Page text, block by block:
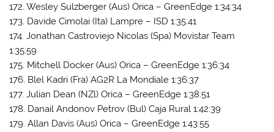
172. Wesley Sulzberger (Aus) Orica – GreenEdge 1:34:34
173. Davide Cimolai (Ita) Lampre – ISD 1:35:41
174. Jonathan Castroviejo Nicolas (Spa) Movistar Team
1:35:59
175. Mitchell Docker (Aus) Orica – GreenEdge 1:36:34
176. Blel Kadri (Fra) AG2R La Mondiale 1:36:37
177. Julian Dean (NZl) Orica – GreenEdge 1:38:51
178. Danail Andonov Petrov (Bul) Caja Rural 1:42:39
179. Allan Davis (Aus) Orica – GreenEdge 1:43:55